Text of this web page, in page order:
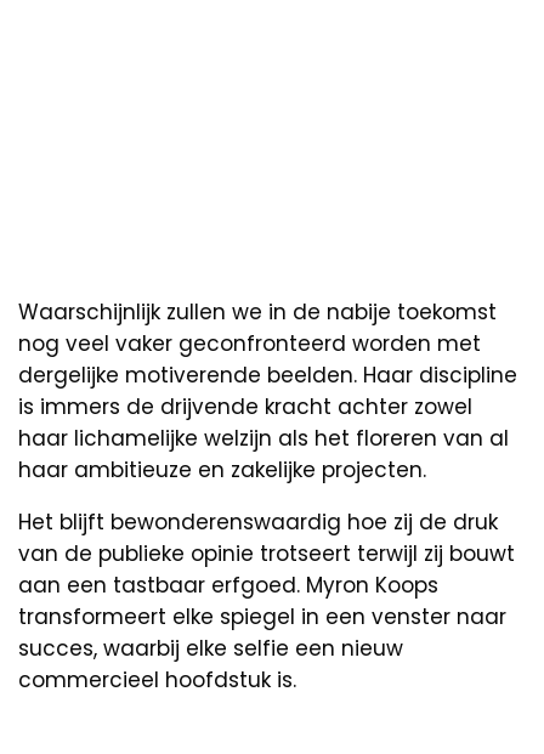
Waarschijnlijk zullen we in de nabije toekomst
nog veel vaker geconfronteerd worden met
dergelijke motiverende beelden. Haar discipline
is immers de drijvende kracht achter zowel
haar lichamelijke welzijn als het floreren van al
haar ambitieuze en zakelijke projecten.
Het blijft bewonderenswaardig hoe zij de druk
van de publieke opinie trotseert terwijl zij bouwt
aan een tastbaar erfgoed. Myron Koops
transformeert elke spiegel in een venster naar
succes, waarbij elke selfie een nieuw
commercieel hoofdstuk is.